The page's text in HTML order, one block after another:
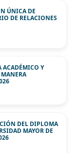
ÚNICA DE
DE RELACIONES
ACADÉMICO Y
DEL DIPLOMA
MAYOR DE